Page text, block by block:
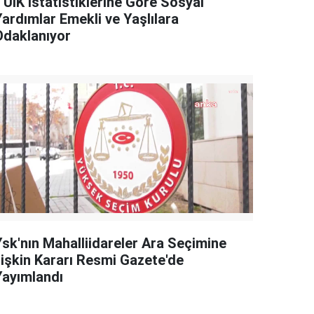
Emekli ve Yaşlılara
Mahalliidareler Ara Seçimine
Kararı Resmi Gazete'de